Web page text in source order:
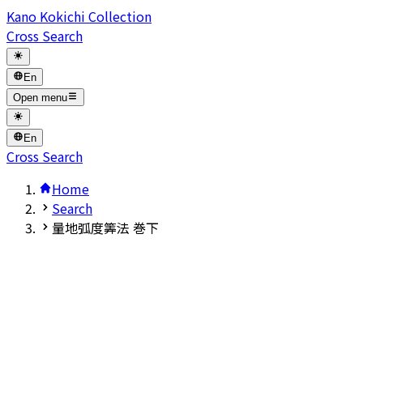
Kano Kokichi Collection
Cross Search
En
Open menu
En
Cross Search
Home
Search
量地弧度筭法 巻下